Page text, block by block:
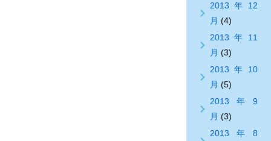
2013年12
月 (4)
2013年11
月 (3)
2013年10
月 (5)
2013年9
月 (3)
2013年8